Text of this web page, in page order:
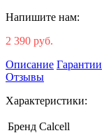
Напишите нам:
2 390 руб.
Описание Гарантии
Отзывы
Характеристики:
Бренд Calcell